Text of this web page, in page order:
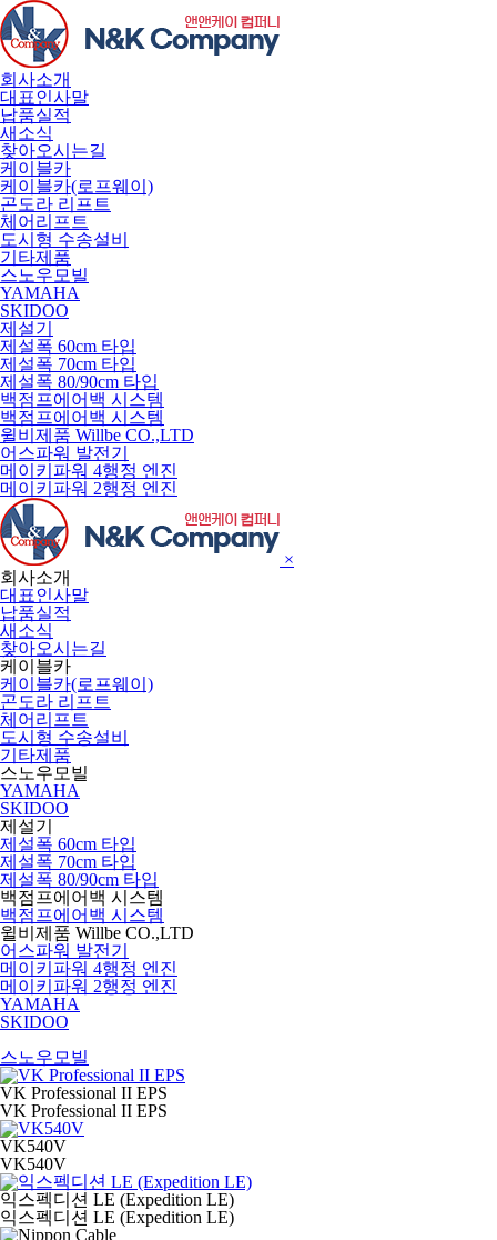
회사소개
대표인사말
납품실적
새소식
찾아오시는길
케이블카
케이블카(로프웨이)
곤도라 리프트
체어리프트
도시형 수송설비
기타제품
스노우모빌
YAMAHA
SKIDOO
제설기
제설폭 60cm 타입
제설폭 70cm 타입
제설폭 80/90cm 타입
백점프에어백 시스템
백점프에어백 시스템
윌비제품 Willbe CO.,LTD
어스파워 발전기
메이키파워 4행정 엔진
메이키파워 2행정 엔진
×
회사소개
대표인사말
납품실적
새소식
찾아오시는길
케이블카
케이블카(로프웨이)
곤도라 리프트
체어리프트
도시형 수송설비
기타제품
스노우모빌
YAMAHA
SKIDOO
제설기
제설폭 60cm 타입
제설폭 70cm 타입
제설폭 80/90cm 타입
백점프에어백 시스템
백점프에어백 시스템
윌비제품 Willbe CO.,LTD
어스파워 발전기
메이키파워 4행정 엔진
메이키파워 2행정 엔진
YAMAHA
SKIDOO
스노우모빌
VK Professional II EPS
VK Professional II EPS
VK540V
VK540V
익스펙디션 LE (Expedition LE)
익스펙디션 LE (Expedition LE)